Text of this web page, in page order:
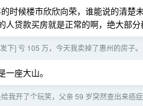
时候楼市欣欣向荣，谁能说的清楚
人贷款买房就是正常的啊，绝大部
下] 亏 105 万，今天我卖掉了惠州的房子。
座大山。
我开了个玩笑，父亲 59 岁突然查出来癌